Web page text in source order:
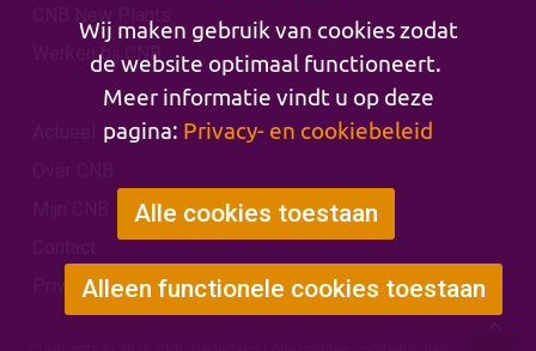
Werken bij CNB
Privacy & Cookies
Wij maken gebruik van cookies zodat
de website optimaal functioneert.
Meer informatie vindt u op deze
pagina: Privacy- en cookiebeleid
Alle cookies toestaan
Alleen functionele cookies toestaan